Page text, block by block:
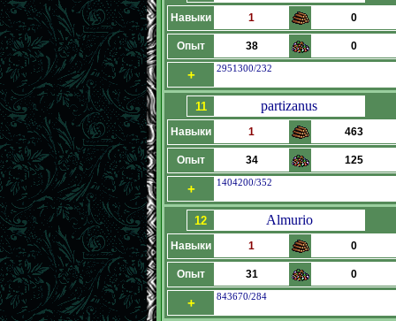
Навыки 1 0
Опыт 38 0
+ 2951300/232
11 partizanus
Навыки 1 463
Опыт 34 125
+ 1404200/352
12 Almurio
Навыки 1 0
Опыт 31 0
+ 843670/284